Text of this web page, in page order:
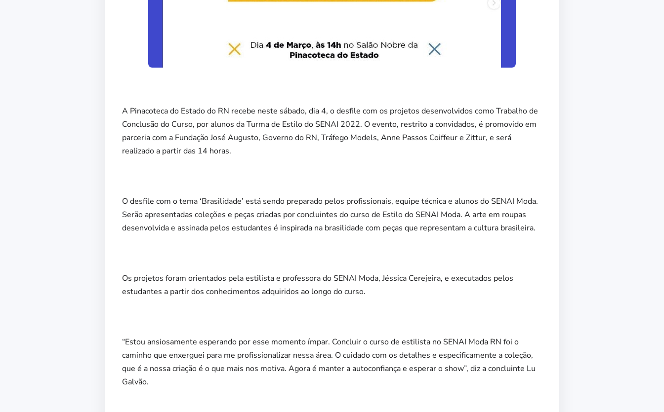
A Pinacoteca do Estado do RN recebe neste sábado, dia 4, o desfile com os projetos desenvolvidos como Trabalho de
Conclusão do Curso, por alunos da Turma de Estilo do SENAI 2022. O evento, restrito a convidados, é promovido em
parceria com a Fundação José Augusto, Governo do RN, Tráfego Models, Anne Passos Coiffeur e Zittur, e será
realizado a partir das 14 horas.
O desfile com o tema ‘Brasilidade’ está sendo preparado pelos profissionais, equipe técnica e alunos do SENAI Moda.
Serão apresentadas coleções e peças criadas por concluintes do curso de Estilo do SENAI Moda. A arte em roupas
desenvolvida e assinada pelos estudantes é inspirada na brasilidade com peças que representam a cultura brasileira.
Os projetos foram orientados pela estilista e professora do SENAI Moda, Jéssica Cerejeira, e executados pelos
estudantes a partir dos conhecimentos adquiridos ao longo do curso.
“Estou ansiosamente esperando por esse momento ímpar. Concluir o curso de estilista no SENAI Moda RN foi o
caminho que enxerguei para me profissionalizar nessa área. O cuidado com os detalhes e especificamente a coleção,
que é a nossa criação é o que mais nos motiva. Agora é manter a autoconfiança e esperar o show”, diz a concluinte Lu
Galvão.